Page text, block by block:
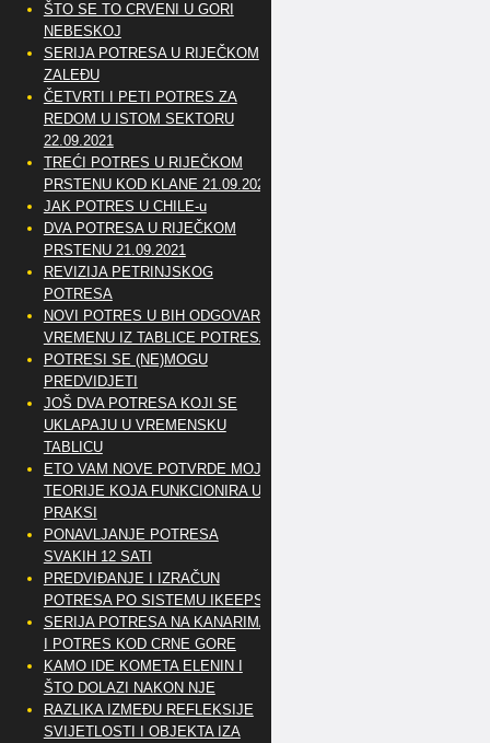
ŠTO SE TO CRVENI U GORI
NEBESKOJ
SERIJA POTRESA U RIJEČKOM
ZALEĐU
ČETVRTI I PETI POTRES ZA
REDOM U ISTOM SEKTORU
22.09.2021
TREĆI POTRES U RIJEČKOM
PRSTENU KOD KLANE 21.09.2021
JAK POTRES U CHILE-u
DVA POTRESA U RIJEČKOM
PRSTENU 21.09.2021
REVIZIJA PETRINJSKOG
POTRESA
NOVI POTRES U BIH ODGOVARA
VREMENU IZ TABLICE POTRESA
POTRESI SE (NE)MOGU
PREDVIDJETI
JOŠ DVA POTRESA KOJI SE
UKLAPAJU U VREMENSKU
TABLICU
ETO VAM NOVE POTVRDE MOJE
TEORIJE KOJA FUNKCIONIRA U
PRAKSI
PONAVLJANJE POTRESA
SVAKIH 12 SATI
PREDVIĐANJE I IZRAČUN
POTRESA PO SISTEMU IKEEPS
SERIJA POTRESA NA KANARIMA
I POTRES KOD CRNE GORE
KAMO IDE KOMETA ELENIN I
ŠTO DOLAZI NAKON NJE
RAZLIKA IZMEĐU REFLEKSIJE
SVIJETLOSTI I OBJEKTA IZA